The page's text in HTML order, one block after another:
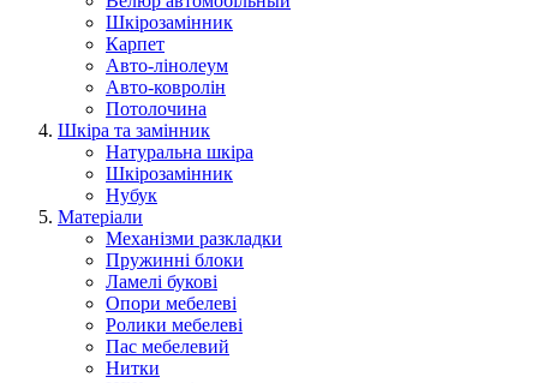
Шкірозамінник
Карпет
Авто-лінолеум
Авто-ковролін
Потолочина
Шкіра та замінник
Натуральна шкіра
Шкірозамінник
Нубук
Матеріали
Механізми разкладки
Пружинні блоки
Ламелі букові
Опори мебелеві
Ролики мебелеві
Пас мебелевий
Нитки